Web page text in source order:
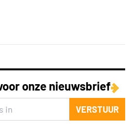
onze nieuwsbrief
VERSTUUR